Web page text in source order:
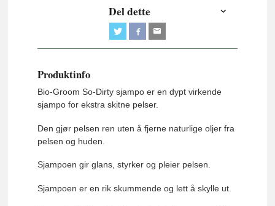
Del dette
Produktinfo
Bio-Groom So-Dirty sjampo er en dypt virkende
sjampo for ekstra skitne pelser.
Den gjør pelsen ren uten å fjerne naturlige oljer fra
pelsen og huden.
Sjampoen gir glans, styrker og pleier pelsen.
Sjampoen er en rik skummende og lett å skylle ut.